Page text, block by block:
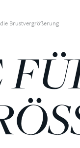
Brustvergrößerung